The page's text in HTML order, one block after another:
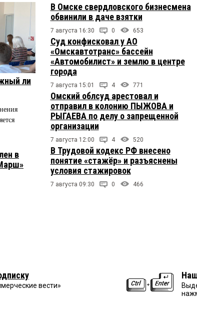
ли
в
В Омске свердловского бизнесмена
обвинили в даче взятки
7 августа 16:30 0 653
Суд конфисковал у АО
«Омскавтотранс» бассейн
«Автомобилист» и землю в центре
города
7 августа 15:01 4 771
Омский облсуд арестовал и
отправил в колонию ПЫЖОВА и
РЫГАЕВА по делу о запрещенной
организации
7 августа 12:00 4 520
В Трудовой кодекс РФ внесено
понятие «стажёр» и разъяснены
условия стажировок
7 августа 09:30 0 466
вести»